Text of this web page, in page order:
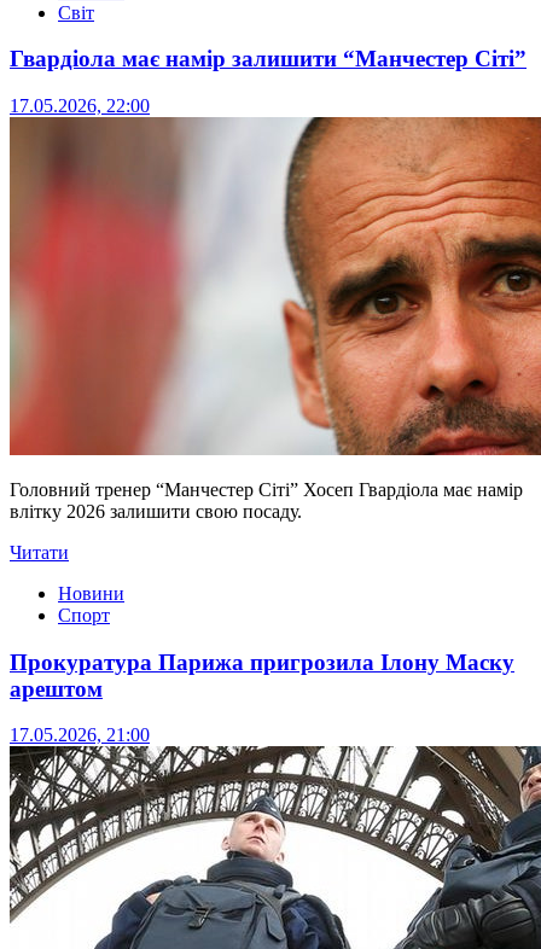
Світ
Гвардіола має намір залишити “Манчестер Сіті”
17.05.2026, 22:00
Головний тренер “Манчестер Сіті” Хосеп Гвардіола має намір
влітку 2026 залишити свою посаду.
Читати
Новини
Спорт
Прокуратура Парижа пригрозила Ілону Маску
арештом
17.05.2026, 21:00